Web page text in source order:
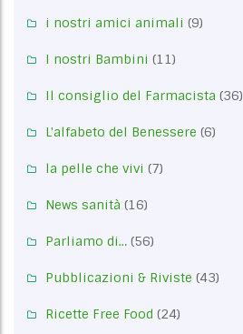
i nostri amici animali (9)
I nostri Bambini (11)
Il consiglio del Farmacista (36)
L'alfabeto del Benessere (6)
la pelle che vivi (7)
News sanità (16)
Parliamo di… (56)
Pubblicazioni & Riviste (43)
Ricette Free Food (24)